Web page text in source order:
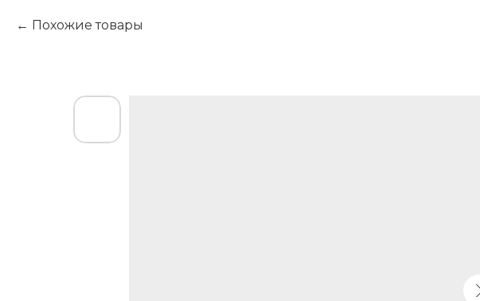
Похожие товары